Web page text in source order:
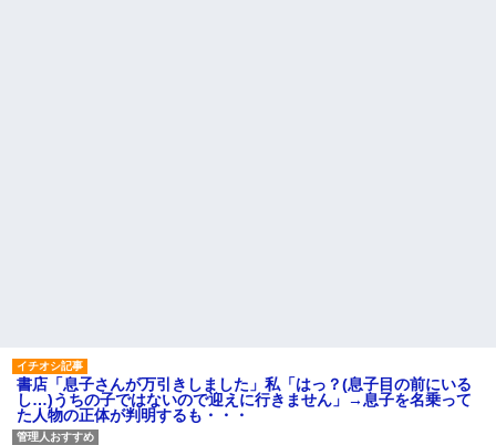
書店「息子さんが万引きしました」私「はっ？(息子目の前にいる
し…)うちの子ではないので迎えに行きません」→息子を名乗って
た人物の正体が判明するも・・・